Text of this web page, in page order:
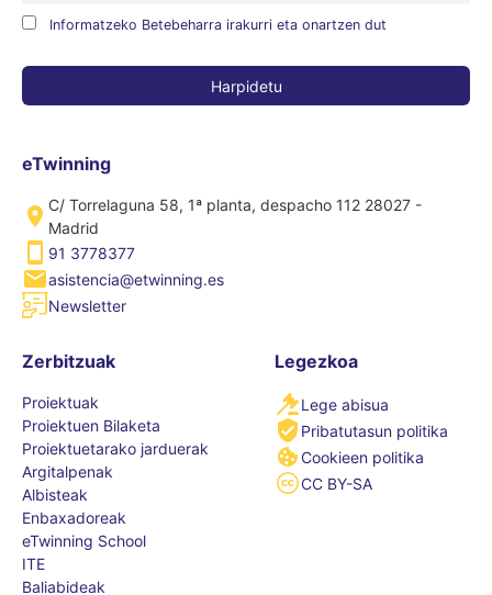
Informatzeko Betebeharra irakurri eta onartzen dut
eTwinning
C/ Torrelaguna 58, 1ª planta, despacho 112 28027 -
Madrid
91 3778377
asistencia@etwinning.es
Newsletter
Zerbitzuak
Proiektuak
Proiektuen Bilaketa
Proiektuetarako jarduerak
Argitalpenak
Albisteak
Enbaxadoreak
eTwinning School
ITE
Baliabideak
Legezkoa
Lege abisua
Pribatutasun politika
Cookieen politika
CC BY-SA